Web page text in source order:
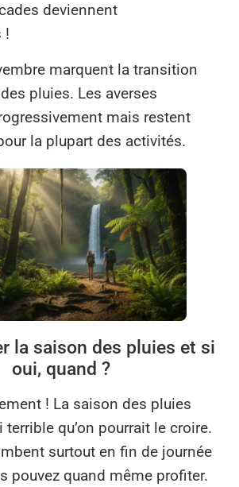
deviennent
!
marquent la transition
pluies. Les averses
mais restent
la plupart des activités.
la saison des pluies et si
oui, quand ?
! La saison des pluies
terrible qu’on pourrait le croire.
surtout en fin de journée
pouvez quand même profiter.